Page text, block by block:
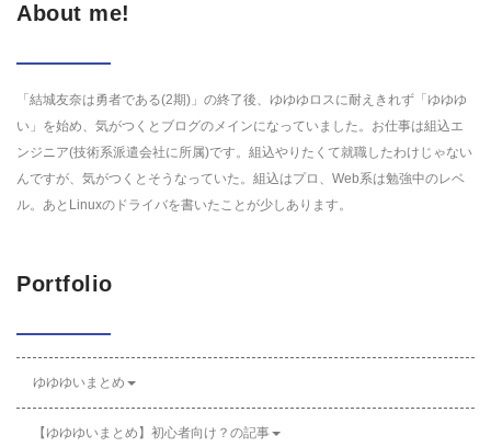
About me!
「結城友奈は勇者である(2期)」の終了後、ゆゆゆロスに耐えきれず「ゆゆゆ
い」を始め、気がつくとブログのメインになっていました。お仕事は組込エ
ンジニア(技術系派遣会社に所属)です。組込やりたくて就職したわけじゃない
んですが、気がつくとそうなっていた。組込はプロ、Web系は勉強中のレベ
ル。あとLinuxのドライバを書いたことが少しあります。
Portfolio
ゆゆゆいまとめ
【ゆゆゆいまとめ】初心者向け？の記事